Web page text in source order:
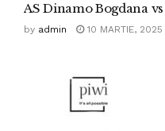
AS Dinamo Bogdana
by admin 10 MARTIE, 2025